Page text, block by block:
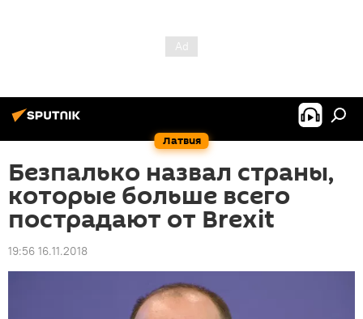
Латвия
Безпалько назвал страны,
которые больше всего
пострадают от Brexit
19:56 16.11.2018